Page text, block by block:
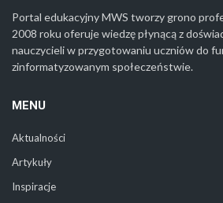
Portal edukacyjny MWS tworzy grono
2008 roku oferuje wiedzę płynącą z
nauczycieli w przygotowaniu uczniów do
zinformatyzowanym społeczeństwie.
MENU
Aktualności
Artykuły
Inspiracje